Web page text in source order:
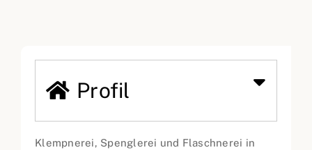
Profil
Klempnerei, Spenglerei und Flaschnerei in